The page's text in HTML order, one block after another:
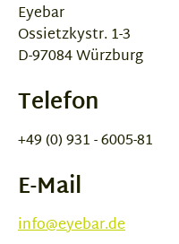
Eyebar
Ossietzkystr. 1-3
D-97084 Würzburg
Telefon
+49 (0) 931 - 6005-81
E-Mail
info@eyebar.de